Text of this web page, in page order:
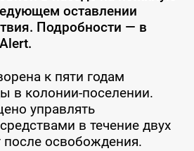
оставлении
Подробности — в
к пяти годам
в колонии-поселении.
управлять
в течение двух
после освобождения.